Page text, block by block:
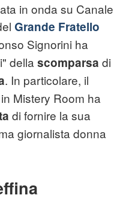
in onda su Canale
Grande Fratello
Signorini ha
della scomparsa di
. In particolare, il
Mistery Room ha
di fornire la sua
giornalista donna